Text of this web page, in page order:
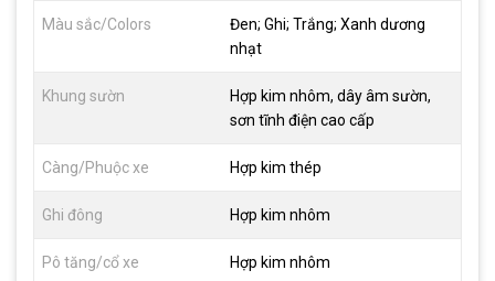
Màu sắc/Colors
Đen; Ghi; Trắng; Xanh dương
nhạt
Khung sườn
Hợp kim nhôm, dây âm sườn,
sơn tĩnh điện cao cấp
Càng/Phuộc xe Hợp kim thép
Ghi đông Hợp kim nhôm
Pô tăng/cổ xe Hợp kim nhôm